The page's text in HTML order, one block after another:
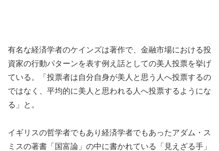
有名な経済学者のケインズは著作で、金融市場における投
資家の行動パターンを表す例え話としての美人投票を挙げ
ている。「投票者は自分自身が美人と思う人へ投票するの
ではなく、平均的に美人と思われる人へ投票するようにな
る」と。
イギリスの哲学者でもあり経済学者でもあったアダム・ス
ミスの著書「国富論」の中に書かれている「見えざる手」